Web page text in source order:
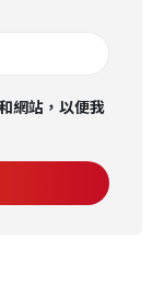
網站，以便我